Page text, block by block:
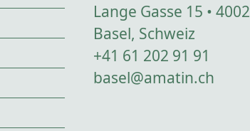
Lange Gasse 15 • 4002
Basel, Schweiz
+41 61 202 91 91
basel@amatin.ch